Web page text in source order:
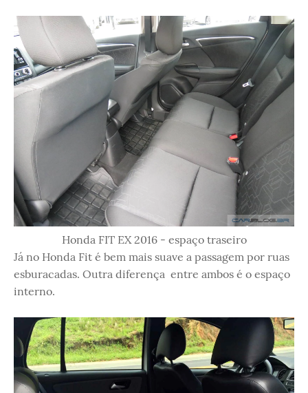
Honda FIT EX 2016 - espaço traseiro
Já no Honda Fit é bem mais suave a passagem por ruas
esburacadas. Outra diferença entre ambos é o espaço
interno.